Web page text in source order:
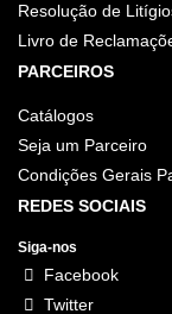
Resolução de
Livro de
PARCEIROS
Catálogos
Seja um Parceiro
Condições Gerais
REDES SOCIAIS
Siga-nos
Facebook
Twitter